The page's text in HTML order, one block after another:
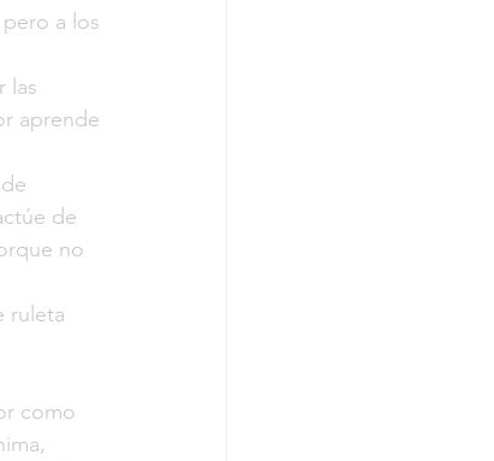
a los
las
aprende
de
no
ruleta
como